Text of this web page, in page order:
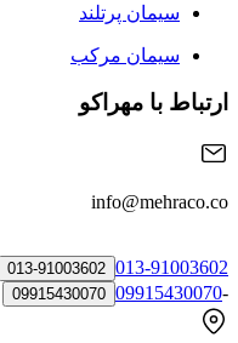
سیمان پرتلند
سیمان مرکب
ارتباط با مهراکو
info@mehraco.co
013-91003602
013-91003602
-
09915430070
09915430070